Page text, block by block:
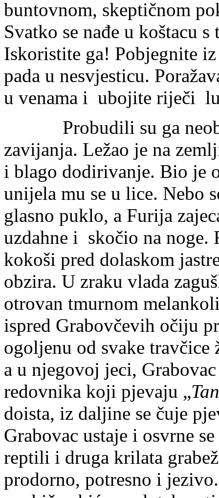
buntovnom, skeptičnom
Svatko se nađe u koštacu
Iskoristite ga! Pobjegnite
pada u nesvjesticu.
u venama i ubojite riječi
Probudili su ga
zavijanja. Ležao je na
i blago dodirivanje. Bio je
unijela mu se u lice. Nebo
glasno puklo, a Furija
uzdahne i skočio na noge.
kokoši pred dolaskom
obzira. U zraku vlada
otrovan tmurnom
ispred Grabovčevih očiju
ogoljenu od svake
a u njegovoj jeci,
redovnika koji pjevaju „
doista, iz daljine se čuje
Grabovac ustaje i osvrne
reptili i druga krilata
prodorno, potresno i